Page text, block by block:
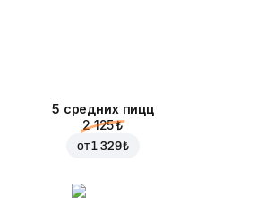
5 средних пицц
2 125 ₺
от1 329 ₺